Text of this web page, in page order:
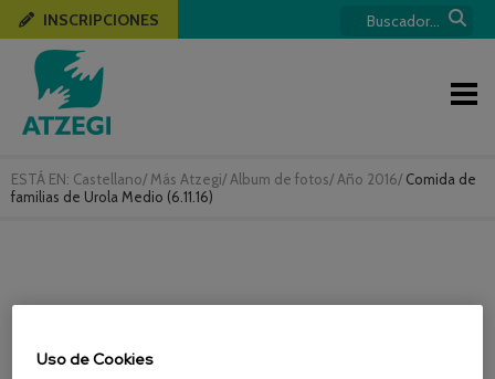
ESTÁ EN: Castellano/ Más Atzegi/ Album de fotos/ Año 2016/ Comida de
familias de Urola Medio (6.11.16)
INSCRIPCIONES
Uso de Cookies